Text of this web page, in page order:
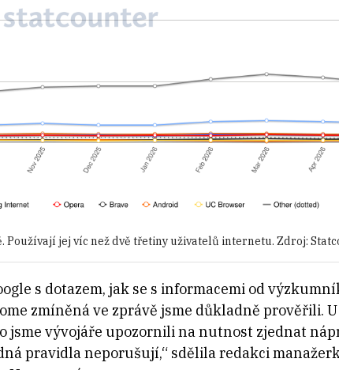
jej víc než dvě třetiny uživatelů internetu. Zdroj:
s dotazem, jak se s informacemi od
zmíněná ve zprávě jsme důkladně prověřili.
jsme vývojáře upozornili na nutnost zjednat
pravidla neporušují,“ sdělila redakci